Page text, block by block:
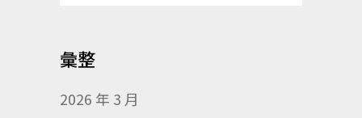
彙整
2026 年 3 月